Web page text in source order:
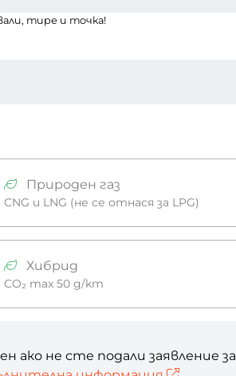
тире и точка!
Природен газ
CNG и LNG (не се отнася за LPG)
Хибрид
CO₂ max 50 g/km
ако не сте подали заявление за